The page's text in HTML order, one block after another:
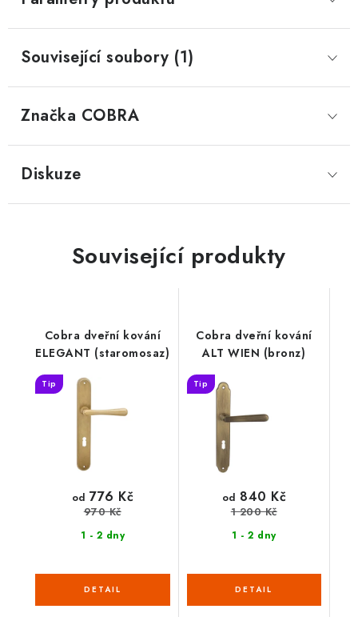
Související soubory (1)
Značka COBRA
Diskuze
Související produkty
Cobra dveřní kování
ELEGANT (staromosaz)
Tip
1 - 2 dny
od 776 Kč
970 Kč
Cobra dveřní kování
ALT WIEN (bronz)
Tip
1 - 2 dny
od 840 Kč
1 200 Kč